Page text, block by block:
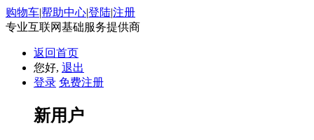
购物车|帮助中心|登陆|注册
专业互联网基础服务提供商
返回首页
您好, 退出
登录 免费注册
新用户